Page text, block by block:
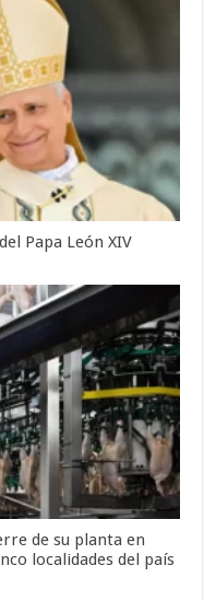
Papa León XIV
de su planta en
localidades del país